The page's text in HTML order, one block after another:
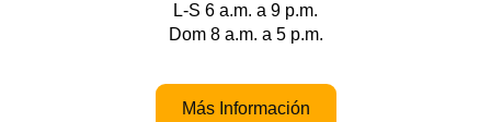
L-S 6 a.m. a 9 p.m.
Dom 8 a.m. a 5 p.m.
Más Información